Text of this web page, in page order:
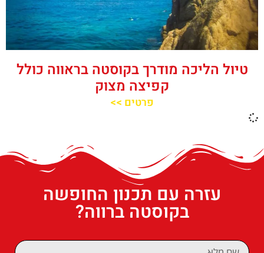
טיול הליכה מודרך בקוסטה בראווה כולל
קפיצה מצוק
פרטים >>
עזרה עם תכנון החופשה
בקוסטה ברווה?